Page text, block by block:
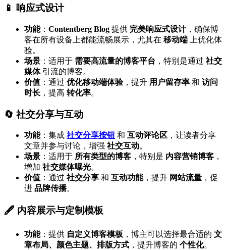
📱 响应式设计
功能： Contentberg Blog 提供 完美响应式设计，确保博
客在所有设备上都能流畅展示，尤其在 移动端 上优化体
验。
场景 ：适用于 需要高流量的博客平台 ，特别是通过 社交
媒体引流的博客。
价值 ：通过 优化移动端体验，提升 用户留存率 和 访问
时长 ，提高 转化率。
🔄 社交分享与互动
功能：集成 社交分享按钮 和 互动评论区 ，让读者分享
文章并参与讨论，增强 社交互动。
场景 ：适用于 所有类型的博客 ，特别是 内容营销博客 ，
增加 社交媒体曝光。
价值 ：通过 社交分享 和 互动功能，提升 网站流量 ，促
进 品牌传播。
🖋️ 内容展示与定制模板
功能：提供 自定义博客模板 ，博主可以选择最合适的 文
章布局、颜色主题、排版方式 ，提升博客的 个性化。